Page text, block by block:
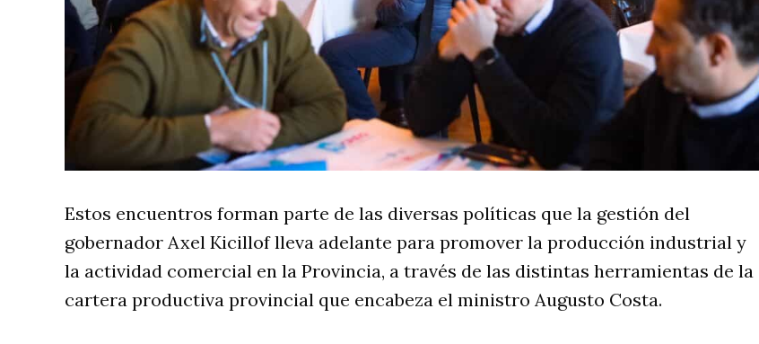
Estos encuentros forman parte de las diversas políticas que la gestión del
gobernador Axel Kicillof lleva adelante para promover la producción industrial y
la actividad comercial en la Provincia, a través de las distintas herramientas de la
cartera productiva provincial que encabeza el ministro Augusto Costa.